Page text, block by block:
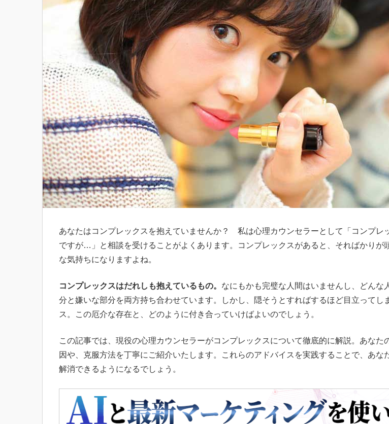
あなたはコンプレックスを抱えていませんか？ 私は心理カウンセラーとして「コンプレ
ですが…」と相談を受けることがよくあります。コンプレックスがあると、そればかりが
な気持ちになりますよね。
コンプレックスはだれしも抱えているもの。 なにもかも完璧な人間はいませんし、どんな
分と嫌いな部分を両方持ち合わせています。しかし、隠そうとすればするほど目立ってし
ス。この厄介な存在と、どのように付き合っていけばよいのでしょう。
この記事では、現役の心理カウンセラーがコンプレックスについて徹底的に解説。あなた
因や、克服方法を丁寧にご紹介いたします。これらのアドバイスを実践することで、あな
解消できるようになるでしょう。